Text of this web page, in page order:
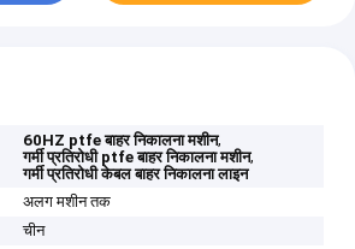
60HZ ptfe बाहर निकालना मशीन,
गर्मी प्रतिरोधी ptfe बाहर निकालना मशीन,
गर्मी प्रतिरोधी केबल बाहर निकालना लाइन
अलग मशीन तक
चीन